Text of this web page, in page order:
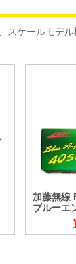
スケールモデ
加藤無線
ブルーエ